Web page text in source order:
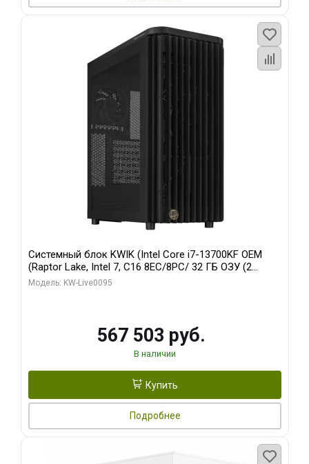
Системный блок KWIK (Intel Core i7-13700KF OEM
(Raptor Lake, Intel 7, C16 8EC/8PC/ 32 ГБ ОЗУ (2
модуля)/ Afox RTX4090 24GB GDDR6X 384-Bit 3xDP
Модель: KW-Live0095
567 503 руб.
В наличии
Купить
Подробнее